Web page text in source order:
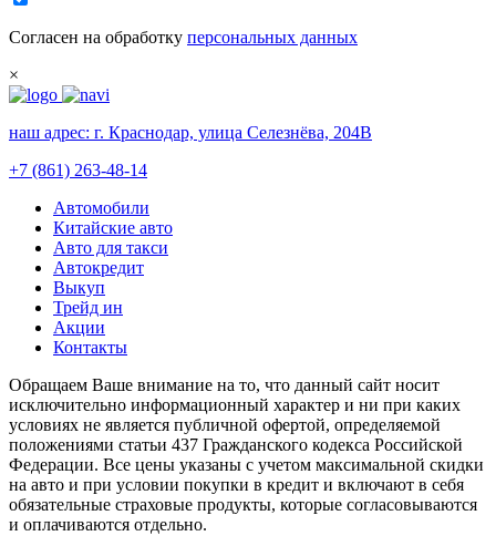
Согласен на обработку персональных данных
×
наш адрес: г. Краснодар, улица Селезнёва, 204В
+7 (861) 263-48-14
Автомобили
Китайские авто
Авто для такси
Автокредит
Выкуп
Трейд ин
Акции
Контакты
Обращаем Ваше внимание на то, что данный сайт носит
исключительно информационный характер и ни при каких
условиях не является публичной офертой, определяемой
положениями статьи 437 Гражданского кодекса Российской
Федерации. Все цены указаны с учетом максимальной скидки
на авто и при условии покупки в кредит и включают в себя
обязательные страховые продукты, которые согласовываются
и оплачиваются отдельно.